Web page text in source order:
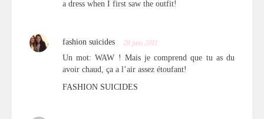
a dress when I first saw the outfit!
fashion suicides 28 juin 2011
Un mot: WAW ! Mais je comprend que tu as du
avoir chaud, ça a l’air assez étoufant!
FASHION SUICIDES